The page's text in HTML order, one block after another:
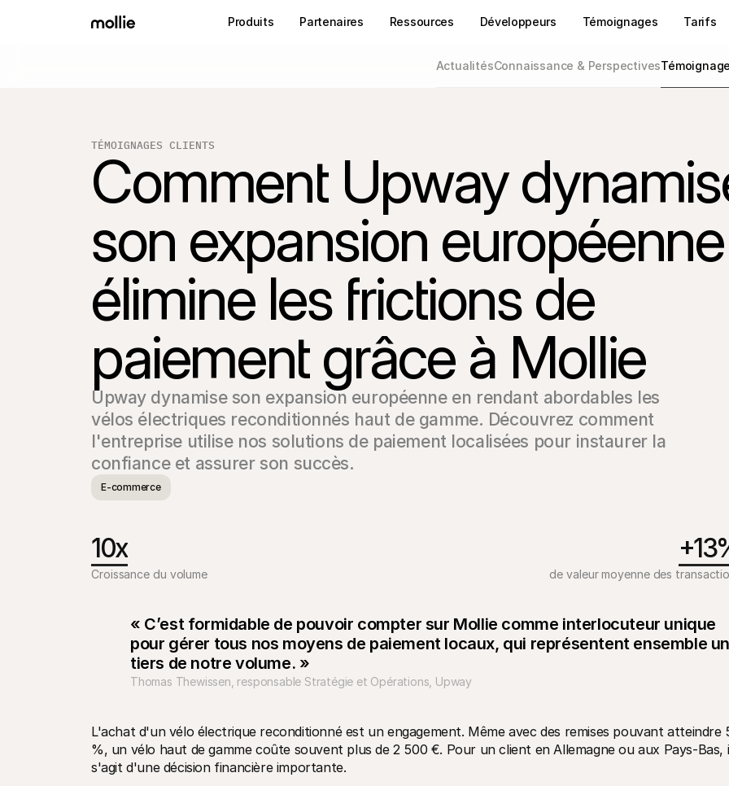
Produits Partenaires Ressources Développeurs Témoignages Tarifs
ActualitésConnaissance & Perspectives
TÉMOIGNAGES CLIENTS
Comment Upway
son expansion
élimine les frictions de
paiement grâce à Mollie
Upway dynamise son expansion européenne en rendant abordables les
vélos électriques reconditionnés haut de gamme. Découvrez comment
l'entreprise utilise nos solutions de paiement localisées pour instaurer la
confiance et assurer son succès.
E-commerce
10x
Croissance du volume de valeur moyenne des
« C’est formidable de pouvoir compter sur Mollie comme interlocuteur unique
pour gérer tous nos moyens de paiement locaux, qui représentent ensemble un
tiers de notre volume. »
Thomas Thewissen, responsable Stratégie et Opérations, Upway
L'achat d'un vélo électrique reconditionné est un engagement. Même avec des remises pouvant atteindre
%, un vélo haut de gamme coûte souvent plus de 2 500 €. Pour un client en Allemagne ou aux Pays-Bas,
s'agit d'une décision financière importante.